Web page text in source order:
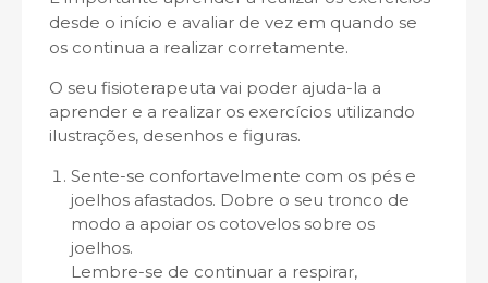
desde o início e avaliar de vez em quando se
os continua a realizar corretamente.
O seu fisioterapeuta vai poder ajuda-la a
aprender e a realizar os exercícios utilizando
ilustrações, desenhos e figuras.
Sente-se confortavelmente com os pés e
joelhos afastados. Dobre o seu tronco de
modo a apoiar os cotovelos sobre os
joelhos.
Lembre-se de continuar a respirar,